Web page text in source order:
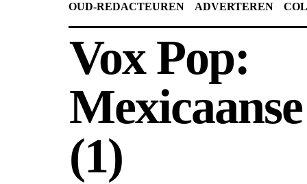
OUD-REDACTEUREN ADVERTEREN
Vox Pop:
(1)